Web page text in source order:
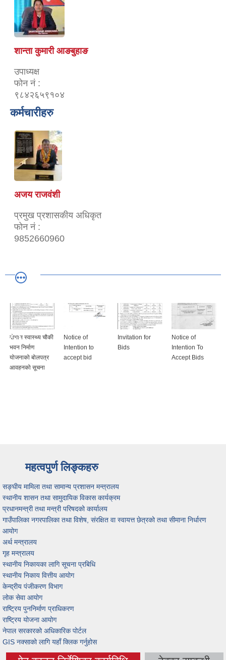
शान्ता कुमारी आङबुहाङ
उपाध्यक्ष
फोन नं :
९८४२६५९१०४
कर्मचारीहरु
अजय राजवंशी
प्रमुख प्रशासकीय अधिकृत
फोन नं :
9852660960
दोभान स्वास्थ्य चौकी
भवन निर्माण
योजनाको बोलपत्र
आवहनको सूचना
Notice of
Intention to
accept bid
Invitation for
Bids
Notice of
Intention To
Accept Bids
महत्वपुर्ण लिङ्कहरु
सङ्घीय मामिला तथा सामान्य प्रशासन मन्त्रालय
स्थानीय शासन तथा सामुदायिक विकास कार्यक्रम
प्रधानमन्त्री तथा मन्त्री परिषदको कार्यालय
गाउँपालिका नगरपालिका तथा विशेष, संरक्षित वा स्वायत्त छेत्रको तथा सीमाना निर्धारण
आयोग
अर्थ मन्त्रालय
गृह मन्त्रालय
स्थानीय निकायका लागि सूचना प्रबिधि
स्थानीय निकाय वित्तीय आयोग
केन्द्रीय पंजीकरण विभाग
लोक सेवा आयोग
राष्ट्रिय पुननिर्माण प्राधिकरण
राष्ट्रिय योजना आयोग
नेपाल सरकारको अधिकारिक पोर्टल
GIS नक्साको लागि यहाँ क्लिक गर्नुहोस